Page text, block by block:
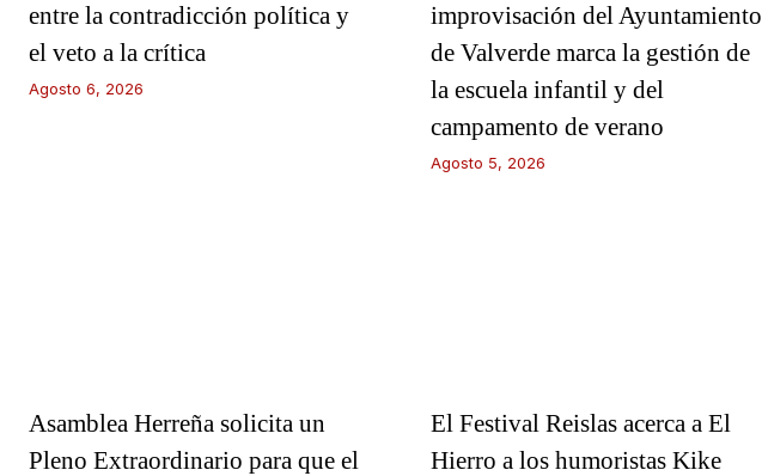
entre la contradicción política y
el veto a la crítica
Agosto 6, 2026
improvisación del Ayuntamiento
de Valverde marca la gestión de
la escuela infantil y del
campamento de verano
Agosto 5, 2026
Asamblea Herreña solicita un
Pleno Extraordinario para que el
El Festival Reislas acerca a El
Hierro a los humoristas Kike